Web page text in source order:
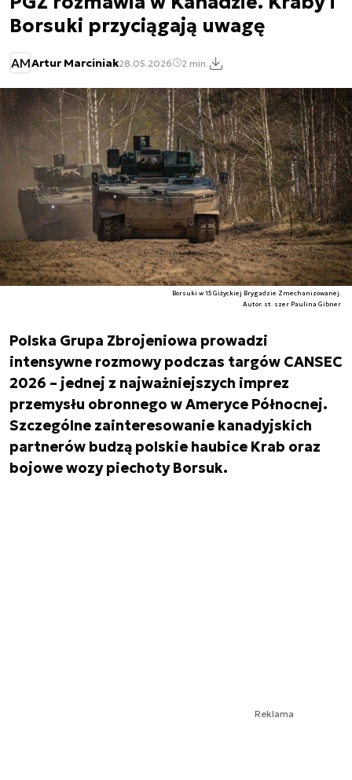
Borsuki przyciągają uwagę
AMArtur Marciniak28.05.2026 2 min.
Borsuki w 15 Giżyckiej Brygadzie Zmechanizowanej.
Autor. st. szer Paulina Gibner
Polska Grupa Zbrojeniowa prowadzi
intensywne rozmowy podczas targów CANSEC
2026 – jednej z najważniejszych imprez
przemysłu obronnego w Ameryce Północnej.
Szczególne zainteresowanie kanadyjskich
partnerów budzą polskie haubice Krab oraz
bojowe wozy piechoty Borsuk.
Reklama